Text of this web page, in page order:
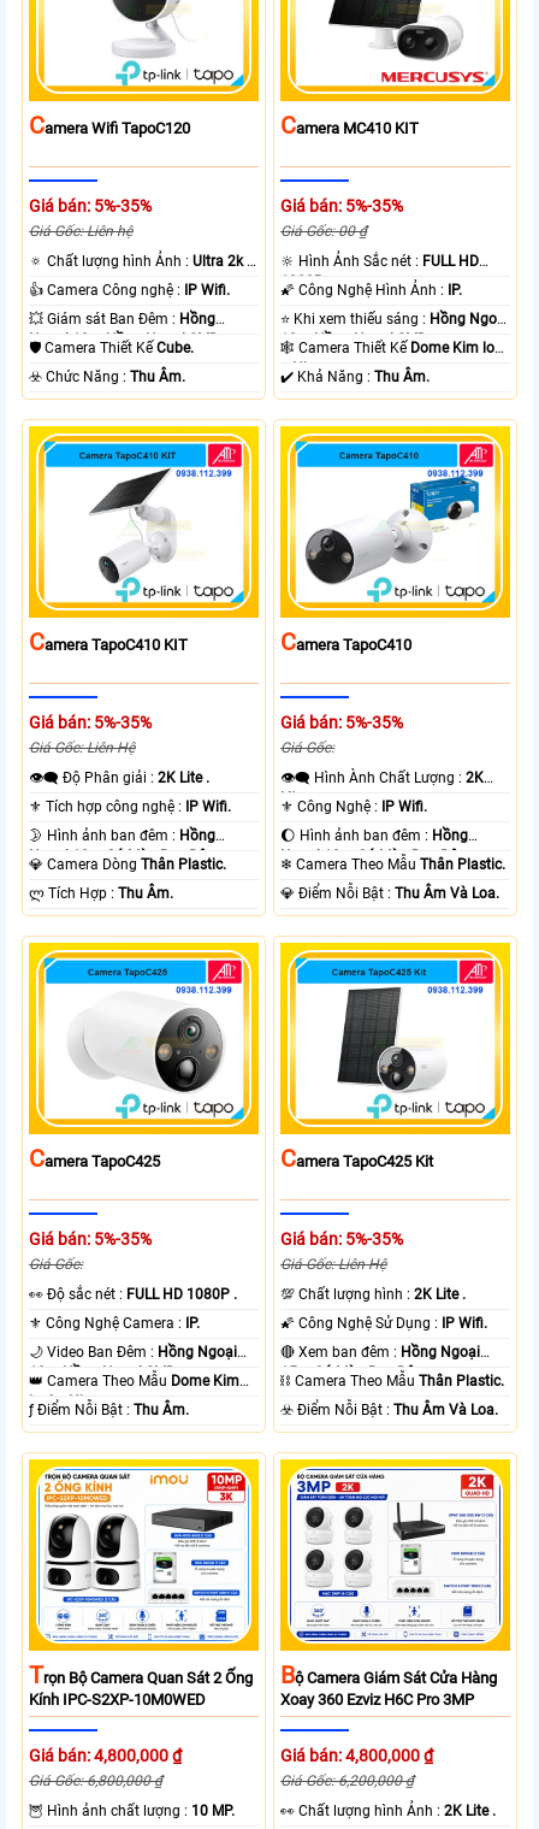
CAmera Wifi TapoC120
Giá bán: 5%-35%
Giá Gốc: Liên hệ
🔅 Chất lượng hình Ảnh :Ultra 2k +
.
👍 Camera Công nghệ :
IP Wifi.
💥 Giám sát Ban Đêm : Hồng
Ngoại 10m Hồng Ngoại SMD.
🛡 Camera Thiết KếCube.
️☣️ Chức Năng :Thu Âm.
CAmera MC410 KIT
Giá bán: 5%-35%
Giá Gốc: 00 ₫
🔆 Hình Ảnh Sắc nét : FULL HD
1080P .
🌠 Công Nghệ Hình Ảnh :
IP.
⭐ Khi xem thiếu sáng : Hồng Ngoại
10m Hồng Ngoại SMD.
🕸️ Camera Thiết Kế Dome Kim loại
+ Nhựa.
️✔️ Khả Năng :Thu Âm.
CAmera TapoC410 KIT
Giá bán: 5%-35%
Giá Gốc: Liên Hệ
👁️‍🗨 Độ Phân giải :2K Lite .
⚜️ Tích hợp công nghệ : IP Wifi.
🌛 Hình ảnh ban đêm : Hồng
Ngoại 10m Có Màu Ban Ðêm.
💎 Camera DòngThân Plastic.
️ლ Tích Hợp :Thu Âm.
CAmera TapoC410
Giá bán: 5%-35%
Giá Gốc:
👁️‍🗨 Hình Ành Chất Lượng :2K
Lite .
⚜️ Công Nghệ : IP Wifi.
🌔 Hình ảnh ban đêm : Hồng
Ngoại 10m Có Màu Ban Ðêm.
❄ Camera Theo MẫuThân Plastic.
️💎 Điểm Nỗi Bật :Thu Âm Và Loa.
CAmera TapoC425
Giá bán: 5%-35%
Giá Gốc:
️👀 Độ sắc nét : FULL HD 1080P .
⚜️ Công Nghệ Camera : IP.
🌙 Video Ban Đêm : Hồng Ngoại
10m Hồng Ngoại SMD.
👑 Camera Theo Mẫu Dome Kim
loại + Nhựa.
️ƒ Điểm Nỗi Bật :Thu Âm.
CAmera TapoC425 Kit
Giá bán: 5%-35%
Giá Gốc: Liên Hệ
💯 Chất lượng hình :2K Lite .
🌠 Công Nghệ Sử Dụng : IP Wifi.
🔴 Xem ban đêm : Hồng Ngoại
15m Có Màu Ban Ðêm.
⛓ Camera Theo MẫuThân Plastic.
️☣️ Điểm Nỗi Bật :Thu Âm Và Loa.
TRọn Bộ Camera Quan Sát 2 Ống
Kính IPC-S2XP-10M0WED
Giá bán: 4,800,000 ₫
Giá Gốc: 6,800,000 ₫
🦉 Hình ảnh chất lượng : 10 MP.
BỘ Camera Giám Sát Cửa Hàng
Xoay 360 Ezviz H6C Pro 3MP
Giá bán: 4,800,000 ₫
Giá Gốc: 6,200,000 ₫
️👀 Chất lượng hình Ảnh :2K Lite .